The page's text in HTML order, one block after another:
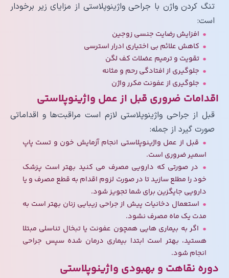
تنگ کردن واژن با جراحی واژینوپلاستی از مزایای زیر برخودار
است:
افزایش رضایت جنسی زوجین
کاهش علائم بی اختیاری ادرار استرسی
تقویت و ترمیم عضلات کف لگن
جلوگیری از افتادگی رحم و مثانه
جلوگیری از عفونت مکرر واژن
اقدامات ضروری قبل از عمل واژینوپلاستی
قبل از جراحی واژینوپلاستی لازم است مراقبت‌ها و اقداماتی
صورت گیرد از جمله:
قبل از عمل واژینوپلاستی انجام آزمایش خون و تست پاپ
اسمیر ضروری است.
در صورتی که دارویی مصرف می کنید بهتر است پزشک
خود را مطلع سازید تا در صورت لزوم اقدام به قطع مصرف و یا
دارویی جایگزین برای شما تجویز شود.
استعمال دخانیات پیش از جراحی زیبایی زنان بهتر است به
مدت یک ماه مصرف نشود.
اگر به بیماری هایی همچون عفونت یا تبخال تناسلی مبتلا
هستید، بهتر است ابتدا بیماری درمان شده سپس جراحی
انجام شود.
دوره نقاهت و بهبودی واژینوپلاستی